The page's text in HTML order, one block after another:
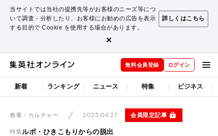
当サイトでは当社の提携先等がお客様のニーズ等につ
いて調査・分析したり、お客様にお勧めの広告を表示
する目的で Cookie を使用する場合があります。
詳しくはこちら
×
無料会員登録 ログイン
新着 ランキング ニュース 特集 ビジネス
教養・カルチャー 2025.04.27 会員限定記事
特集ルポ・ひきこもりからの脱出